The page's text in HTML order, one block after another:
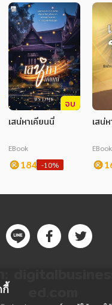
จบ
เสน่หาเคียนนี่
EBook
184 -10%
เสน่
EBook
กี้